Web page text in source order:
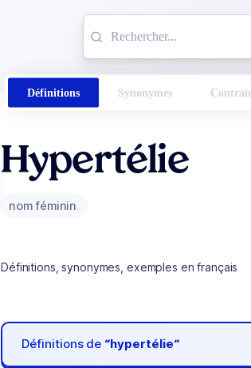
Définitions Synonymes
Hypertélie
nom féminin
Définitions, synonymes, exemples en français
Définitions de “hypertélie“